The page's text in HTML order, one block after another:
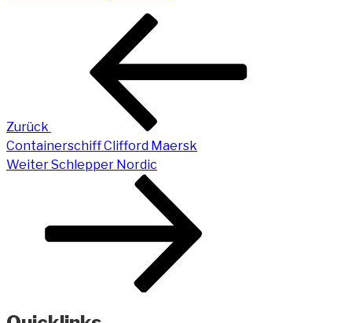
Beitragsnavigation
Zurück
Containerschiff Clifford Maersk
Nächster
WeiterSchlepper Nordic